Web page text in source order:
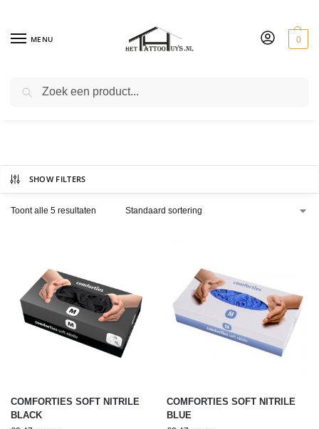
MENU 0
SHOW FILTERS
Toont alle 5 resultaten
COMFORTIES SOFT NITRILE
BLACK
COMFORTIES SOFT NITRILE
BLUE